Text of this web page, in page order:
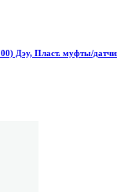
Дэу, Пласт. муфты/